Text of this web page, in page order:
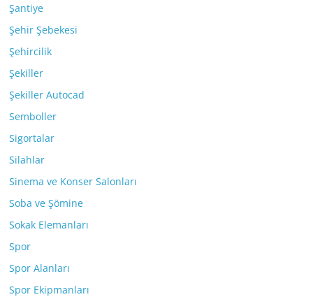
Şantiye
Şehir Şebekesi
Şehircilik
Şekiller
Şekiller Autocad
Semboller
Sigortalar
Silahlar
Sinema ve Konser Salonları
Soba ve Şömine
Sokak Elemanları
Spor
Spor Alanları
Spor Ekipmanları